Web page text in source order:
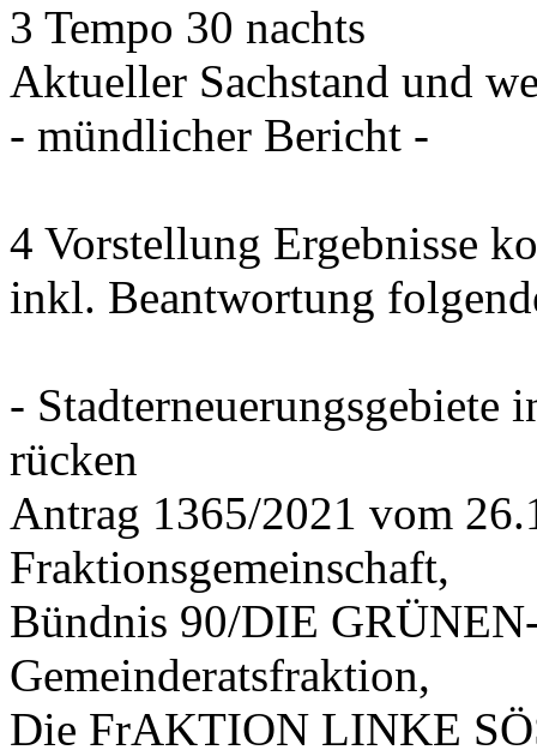
3 Tempo 30 nachts
Aktueller Sachstand und
- mündlicher Bericht -
4 Vorstellung Ergebnisse
inkl. Beantwortung
- Stadterneuerungsgebiete
rücken
Antrag 1365/2021 vom
Fraktionsgemeinschaft,
Bündnis 90/DIE
Gemeinderatsfraktion,
Die FrAKTION LINKE